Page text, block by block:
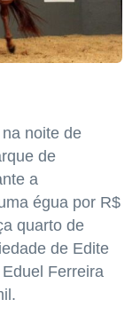
noite de
de
a
égua por R$
quarto de
de Edite
Ferreira